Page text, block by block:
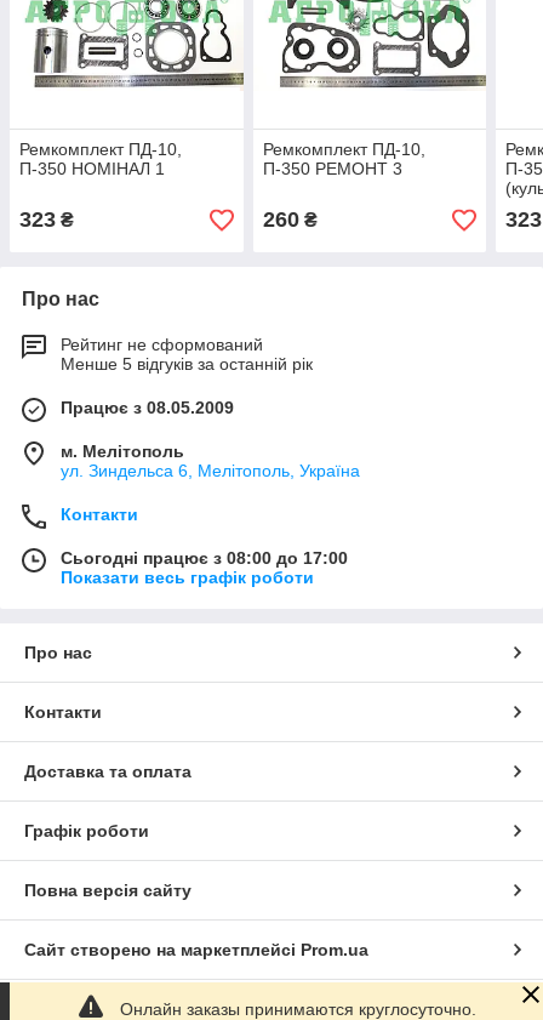
Ремкомплект ПД-10,
П-350 НОМІНАЛ 1
323 ₴
Ремкомплект ПД-10,
П-350 РЕМОНТ 3
260₴
П-
323
Про нас
Рейтинг не сформований
Менше 5 відгуків за останній рік
Працює з 08.05.2009
м. Мелітополь
ул. Зиндельса 6, Мелітополь, Україна
Контакти
Сьогодні працює з 08:00 до 17:00
Показати весь графік роботи
Про нас
Контакти
Доставка та оплата
Графік роботи
Повна версія сайту
Сайт створено на маркетплейсі Prom.ua
Політика конфіденційності
Онлайн заказы принимаются круглосуточно.